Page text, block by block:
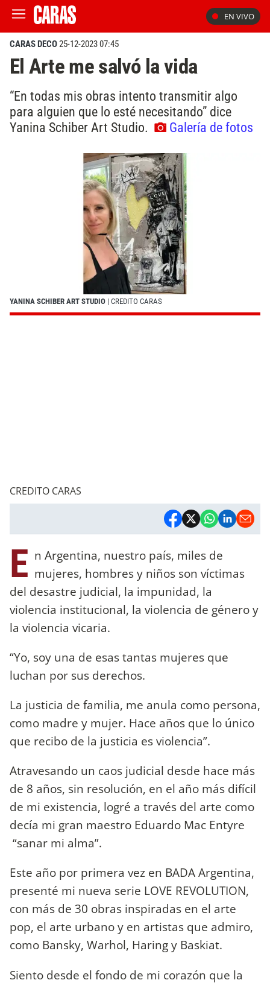
EN VIVO
CARAS DECO25-12-2023 07:45
El Arte me salvó la vida
“En todas mis obras intento transmitir algo
para alguien que lo esté necesitando” dice
Yanina Schiber Art Studio.
Galería de fotos
YANINA SCHIBER ART STUDIO | CREDITO CARAS
CREDITO CARAS
E n Argentina, nuestro país, miles de
mujeres, hombres y niños son víctimas
del desastre judicial, la impunidad, la
violencia institucional, la violencia de género y
la violencia vicaria.
“Yo, soy una de esas tantas mujeres que
luchan por sus derechos.
La justicia de familia, me anula como persona,
como madre y mujer. Hace años que lo único
que recibo de la justicia es violencia”.
Atravesando un caos judicial desde hace más
de 8 años, sin resolución, en el año más difícil
de mi existencia, logré a través del arte como
decía mi gran maestro Eduardo Mac Entyre
“sanar mi alma”.
Este año por primera vez en BADA Argentina,
presenté mi nueva serie LOVE REVOLUTION,
con más de 30 obras inspiradas en el arte
pop, el arte urbano y en artistas que admiro,
como Bansky, Warhol, Haring y Baskiat.
Siento desde el fondo de mi corazón que la